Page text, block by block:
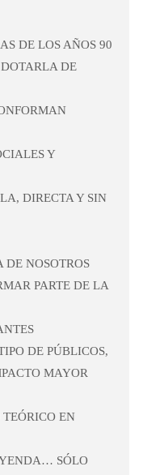
DE LOS AÑOS 90
DE
Y
DIRECTA Y SIN
NOSOTROS
PARTE DE LA
DE PÚBLICOS,
MAYOR
EN
SÓLO